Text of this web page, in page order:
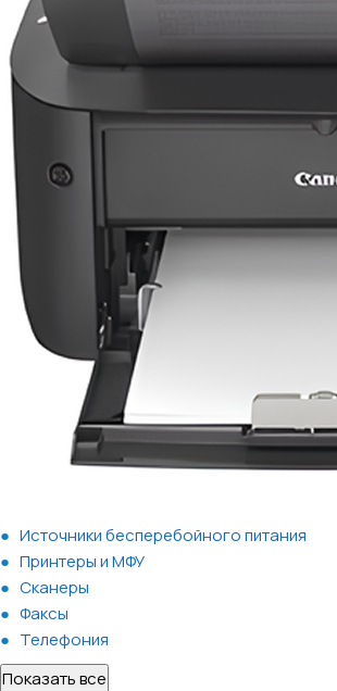
Источники бесперебойного питания
Принтеры и МФУ
Сканеры
Факсы
Телефония
Показать все